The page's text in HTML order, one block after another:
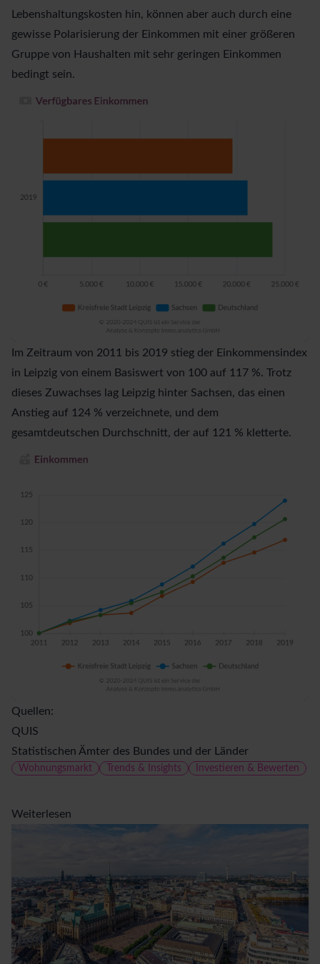
Lebenshaltungskosten hin, können aber auch durch eine
gewisse Polarisierung der Einkommen mit einer größeren
Gruppe von Haushalten mit sehr geringen Einkommen
bedingt sein.
Im Zeitraum von 2011 bis 2019 stieg der Einkommensindex
in Leipzig von einem Basiswert von 100 auf 117 %. Trotz
dieses Zuwachses lag Leipzig hinter Sachsen, das einen
Anstieg auf 124 % verzeichnete, und dem
gesamtdeutschen Durchschnitt, der auf 121 % kletterte.
Quellen:
QUIS
Statistischen Ämter des Bundes und der Länder
Wohnungsmarkt Trends & Insights Investieren & Bewerten
Weiterlesen